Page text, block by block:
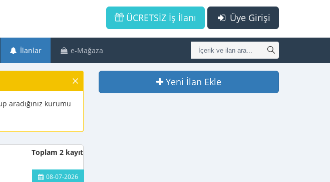
Üye Girişi
ÜCRETSİZ İş İlanı
İlanlar e-Mağaza
aradığınız kurumu
Toplam 2 kayıt
08-07-2026
REHABİLİTASYON MERKEZİ ARIYORUM
Yeni İlan Ekle